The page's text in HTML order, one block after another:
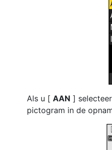
Als u [ AAN ]
pictogram in de